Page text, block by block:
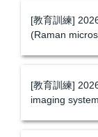
[教育訓練]
(Raman
[教育訓練]
imaging